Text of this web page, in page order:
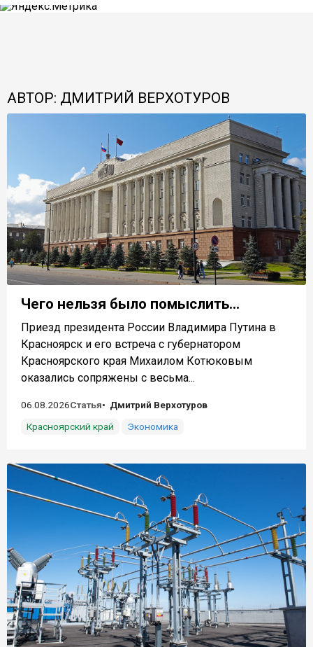
АВТОР: ДМИТРИЙ ВЕРХОТУРОВ
Чего нельзя было помыслить...
Приезд президента России Владимира Путина в
Красноярск и его встреча с губернатором
Красноярского края Михаилом Котюковым
оказались сопряжены с весьма...
06.08.2026Статья
Дмитрий Верхотуров
Красноярский край
Экономика